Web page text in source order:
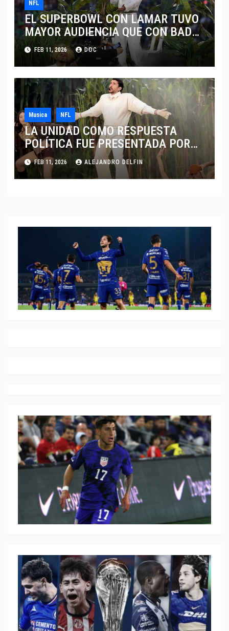
NFL
EL SUPERBOWL CON LAMAR TUVO
MAYOR AUDIENCIA QUE CON BAD
BUNNY
FEB 11, 2026 DOC
Musica NFL
LA UNIDAD COMO RESPUESTA
POLÍTICA FUE PRESENTADA POR
BAD BUNNY EN EL SUPER BOWL LX
FEB 11, 2026 ALEJANDRO DELFIN